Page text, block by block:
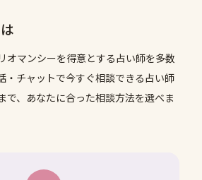
オマンシーを得意とする占い師を多数
・チャットで今すぐ相談できる占い師
で、あなたに合った相談方法を選べま